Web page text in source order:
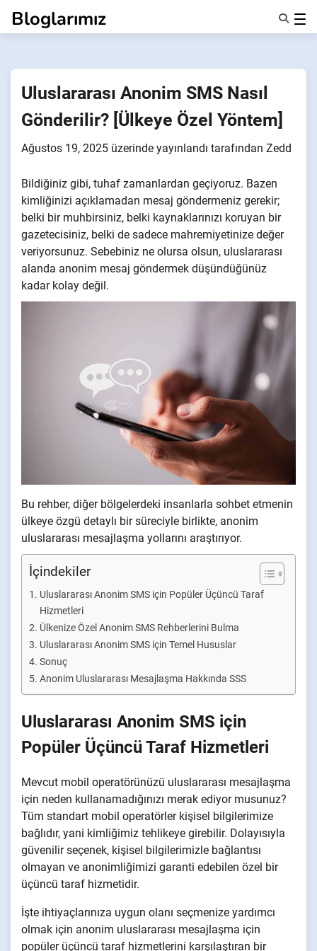
geçBloglarımız
İş Ortaklarını Bildir
Hakkımızda
Uluslararası Anonim SMS Nasıl
Gönderilir? [Ülkeye Özel Yöntem]
Ağustos 19, 2025 üzerinde yayınlandı tarafından Zedd
Bildiğiniz gibi, tuhaf zamanlardan geçiyoruz. Bazen
kimliğinizi açıklamadan mesaj göndermeniz gerekir;
belki bir muhbirsiniz, belki kaynaklarınızı koruyan bir
gazetecisiniz, belki de sadece mahremiyetinize değer
veriyorsunuz. Sebebiniz ne olursa olsun, uluslararası
alanda anonim mesaj göndermek düşündüğünüz
kadar kolay değil.
Bu rehber, diğer bölgelerdeki insanlarla sohbet etmenin
ülkeye özgü detaylı bir süreciyle birlikte, anonim
uluslararası mesajlaşma yollarını araştırıyor.
İçindekiler
Uluslararası Anonim SMS için Popüler Üçüncü Taraf
Hizmetleri
Ülkenize Özel Anonim SMS Rehberlerini Bulma
Uluslararası Anonim SMS için Temel Hususlar
Sonuç
Anonim Uluslararası Mesajlaşma Hakkında SSS
Uluslararası Anonim SMS için
Popüler Üçüncü Taraf Hizmetleri
Mevcut mobil operatörünüzü uluslararası mesajlaşma
için neden kullanamadığınızı merak ediyor musunuz?
Tüm standart mobil operatörler kişisel bilgilerimize
bağlıdır, yani kimliğimiz tehlikeye girebilir. Dolayısıyla
güvenilir seçenek, kişisel bilgilerimizle bağlantısı
olmayan ve anonimliğimizi garanti edebilen özel bir
üçüncü taraf hizmetidir.
İşte ihtiyaçlarınıza uygun olanı seçmenize yardımcı
olmak için anonim uluslararası mesajlaşma için
popüler üçüncü taraf hizmetlerini karşılaştıran bir